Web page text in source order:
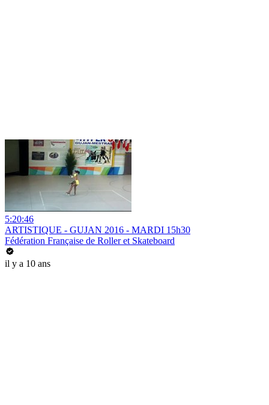
5:20:46
ARTISTIQUE - GUJAN 2016 - MARDI 15h30
Fédération Française de Roller et Skateboard
il y a 10 ans